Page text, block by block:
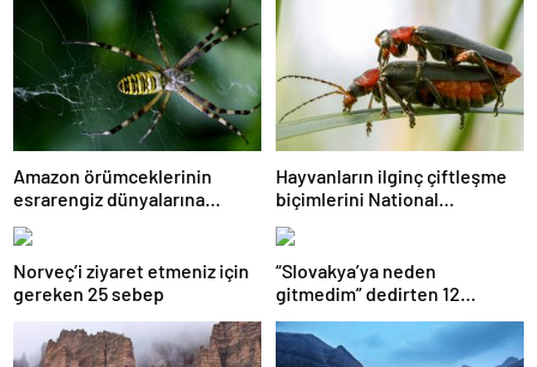
Amazon örümceklerinin
esrarengiz dünyalarına
gitmeye hazır olun.
Hayvanların ilginç çiftleşme
biçimlerini National
Geographic görüntüledi.
Norveç’i ziyaret etmeniz için
gereken 25 sebep
“Slovakya’ya neden
gitmedim” dedirten 12
fotoğraf